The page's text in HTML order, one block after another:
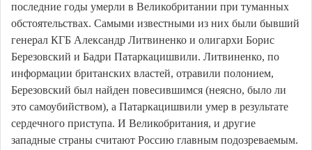
последние годы умерли в Великобритании при туманных
обстоятельствах. Самыми известными из них были бывший
генерал КГБ Александр Литвиненко и олигархи Борис
Березовский и Бадри Патаркацишвили. Литвиненко, по
информации британских властей, отравили полонием,
Березовский был найден повесившимся (неясно, было ли
это самоубийством), а Патаркацишвили умер в результате
сердечного приступа. И Великобритания, и другие
западные страны считают Россию главным подозреваемым.